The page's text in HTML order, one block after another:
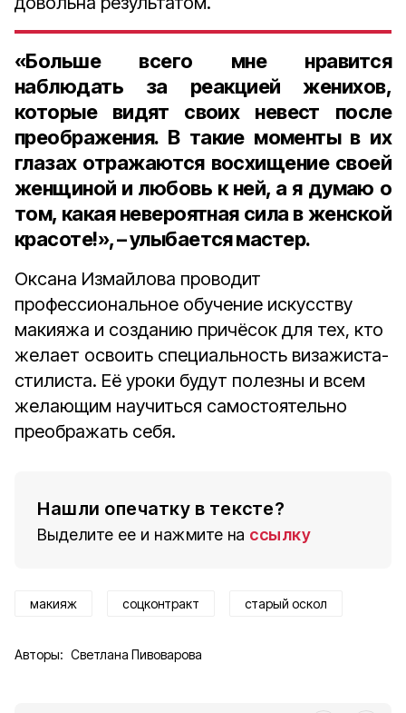
«Больше всего мне нравится
наблюдать за реакцией женихов,
которые видят своих невест после
преображения. В такие моменты в их
глазах отражаются восхищение своей
женщиной и любовь к ней, а я думаю о
том, какая невероятная сила в женской
красоте!», – улыбается мастер.
Оксана Измайлова проводит
профессиональное обучение искусству
макияжа и созданию причёсок для тех, кто
желает освоить специальность визажиста-
стилиста. Её уроки будут полезны и всем
желающим научиться самостоятельно
преображать себя.
Нашли опечатку в тексте?
Выделите ее и нажмите на ссылку
макияж соцконтракт старый оскол
Авторы: Светлана Пивоварова